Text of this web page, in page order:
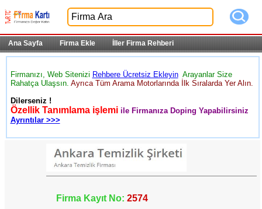
Ana Sayfa Firma Ekle İller Firma Rehberi
Firmanızı, Web Sitenizi Rehbere Ücretsiz Ekleyin Arayanlar Size
Rahatça Ulaşsın. Ayrıca Tüm Arama Motorlarında İlk Sıralarda Yer Alın.
Dilerseniz !
Özellik Tanımlama işlemi ile Firmanıza Doping Yapabilirsiniz
Ayrıntılar >>>
Firma Kayıt No: 2574